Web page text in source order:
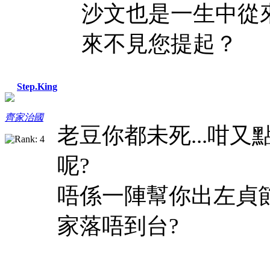
Step.King
齊家治國
沙文也是一生中從
來不見您提起？
老豆你都未死...咁又
呢?
唔係一陣幫你出左貞
家落唔到台?